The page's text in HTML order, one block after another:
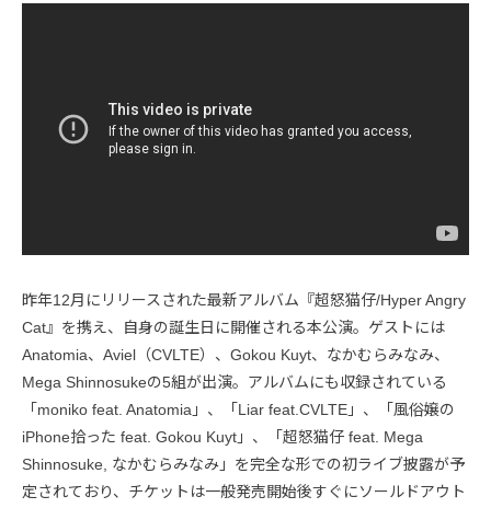
昨年12月にリリースされた最新アルバム『超怒猫仔/Hyper Angry
Cat』を携え、自身の誕生日に開催される本公演。ゲストには
Anatomia、Aviel（CVLTE）、Gokou Kuyt、なかむらみなみ、
Mega Shinnosukeの5組が出演。アルバムにも収録されている
「moniko feat. Anatomia」、「Liar feat.CVLTE」、「風俗嬢の
iPhone拾った feat. Gokou Kuyt」、「超怒猫仔 feat. Mega
Shinnosuke, なかむらみなみ」を完全な形での初ライブ披露が予
定されており、チケットは一般発売開始後すぐにソールドアウト